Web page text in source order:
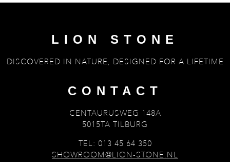
LION STONE
DISCOVERED IN NATURE, DESIGNED FOR A LIFETIME
CONTACT
CENTAURUSWEG 148A
5015TA TILBURG
TEL: 013 45 64 350
SHOWROOM@LION-STONE.NL